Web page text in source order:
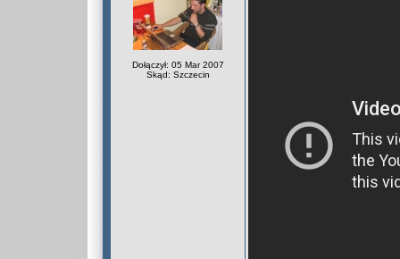
Dołączył: 05 Mar 2007
Skąd: Szczecin